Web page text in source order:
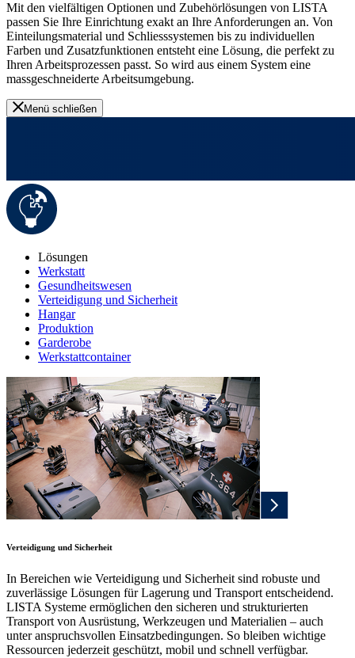
Mit den vielfältigen Optionen und Zubehörlösungen von LISTA
passen Sie Ihre Einrichtung exakt an Ihre Anforderungen an. Von
Einteilungsmaterial und Schliesssystemen bis zu individuellen
Farben und Zusatzfunktionen entsteht eine Lösung, die perfekt zu
Ihren Arbeitsprozessen passt. So wird aus einem System eine
massgeschneiderte Arbeitsumgebung.
Menü schließen
Lösungen
Werkstatt
Gesundheitswesen
Verteidigung und Sicherheit
Hangar
Produktion
Garderobe
Werkstattcontainer
Verteidigung und Sicherheit
In Bereichen wie Verteidigung und Sicherheit sind robuste und
zuverlässige Lösungen für Lagerung und Transport entscheidend.
LISTA Systeme ermöglichen den sicheren und strukturierten
Transport von Ausrüstung, Werkzeugen und Materialien – auch
unter anspruchsvollen Einsatzbedingungen. So bleiben wichtige
Ressourcen jederzeit geschützt, mobil und schnell verfügbar.